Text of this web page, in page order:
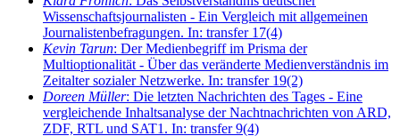
Wissenschaftsjournalisten - Ein Vergleich mit allgemeinen
Journalistenbefragungen. In: transfer 17(4)
Kevin Tarun: Der Medienbegriff im Prisma der
Multioptionalität - Über das veränderte Medienverständnis im
Zeitalter sozialer Netzwerke. In: transfer 19(2)
Doreen Müller: Die letzten Nachrichten des Tages - Eine
vergleichende Inhaltsanalyse der Nachtnachrichten von ARD,
ZDF, RTL und SAT1. In: transfer 9(4)